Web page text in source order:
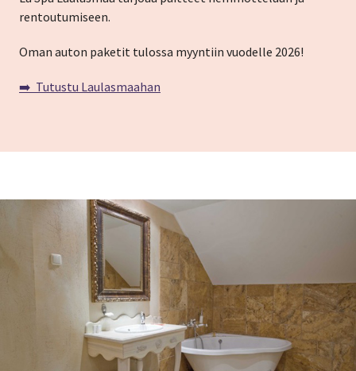
rentoutumiseen.
Oman auton paketit tulossa myyntiin vuodelle 2026!
➡️ Tutustu Laulasmaahan